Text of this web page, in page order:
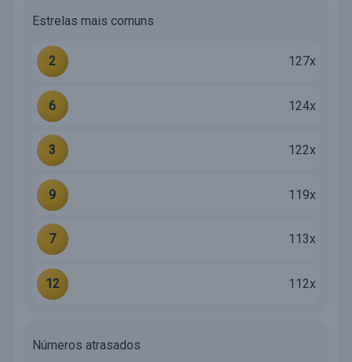
Estrelas mais comuns
2 127x
6 124x
3 122x
9 119x
7 113x
12 112x
Números atrasados